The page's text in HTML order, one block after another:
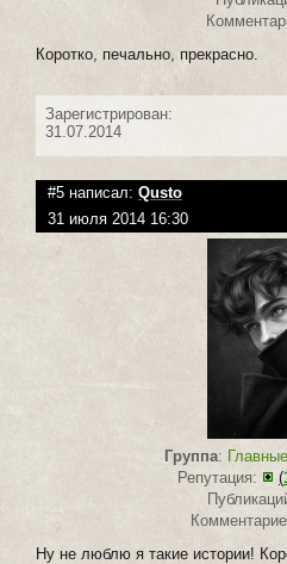
Коротко, печально, прекрасно.
Зарегистрирован:
31.07.2014
#5 написал: Qusto
31 июля 2014 16:30
Группа:
Репутация:
(
Ну не люблю я такие истории!